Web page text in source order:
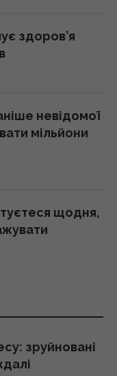
здоров’я
невідомої
мільйони
щодня,
понад
зруйновані